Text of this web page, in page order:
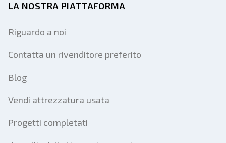
LA NOSTRA PIATTAFORMA
Riguardo a noi
Contatta un rivenditore preferito
Blog
Vendi attrezzatura usata
Progetti completati